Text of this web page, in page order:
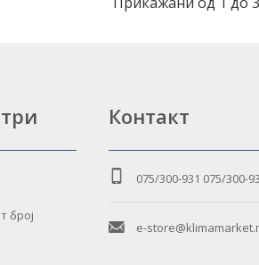
број
Контакт
075/300-931 075/300-
e-